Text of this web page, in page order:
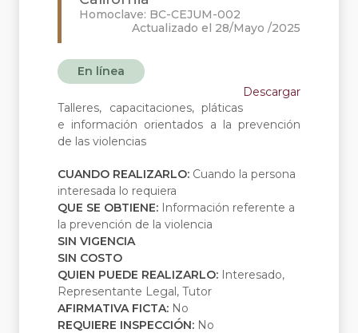
Homoclave: BC-CEJUM-002
Actualizado el 28/Mayo /2025
En línea
Descargar
Talleres, capacitaciones, pláticas
e información orientados a la prevención
de las violencias
CUANDO REALIZARLO: Cuando la persona
interesada lo requiera
QUE SE OBTIENE: Información referente a
la prevención de la violencia
SIN VIGENCIA
SIN COSTO
QUIEN PUEDE REALIZARLO: Interesado,
Representante Legal, Tutor
AFIRMATIVA FICTA: No
REQUIERE INSPECCIÓN: No